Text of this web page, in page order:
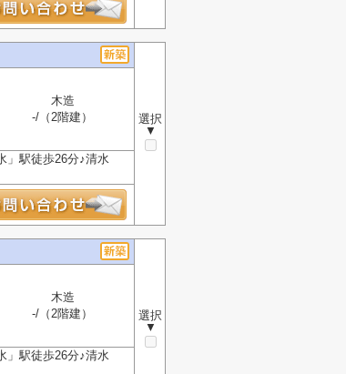
選択
▼
木造
-/（2階建）
」駅徒歩26分♪清水
選択
▼
木造
-/（2階建）
」駅徒歩26分♪清水